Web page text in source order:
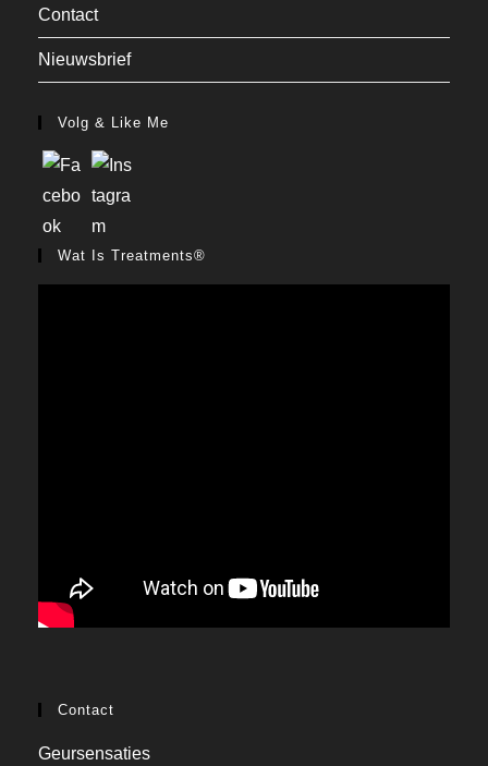
Contact
Nieuwsbrief
Volg & Like Me
Wat Is Treatments®
Contact
Geursensaties